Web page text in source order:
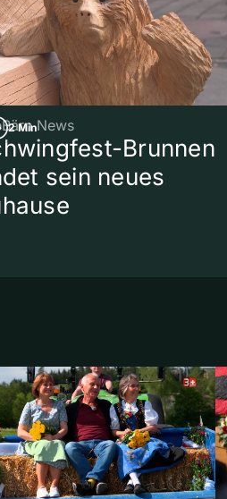
2 MinNews
Brunnen
sein neues